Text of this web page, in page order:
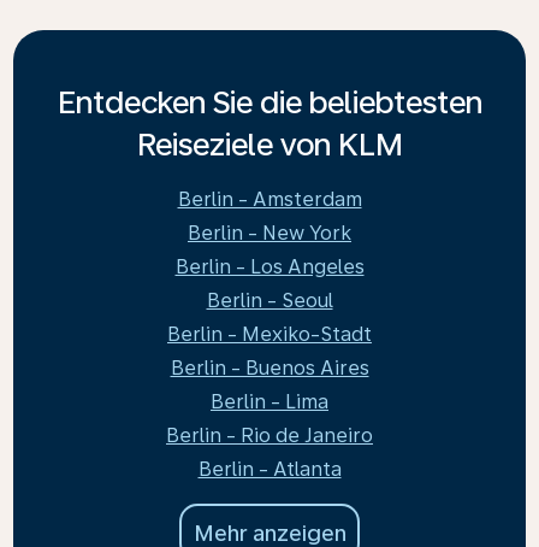
Entdecken Sie die beliebtesten
Reiseziele von KLM
Berlin - Amsterdam
Berlin - New York
Berlin - Los Angeles
Berlin - Seoul
Berlin - Mexiko-Stadt
Berlin - Buenos Aires
Berlin - Lima
Berlin - Rio de Janeiro
Berlin - Atlanta
Mehr anzeigen